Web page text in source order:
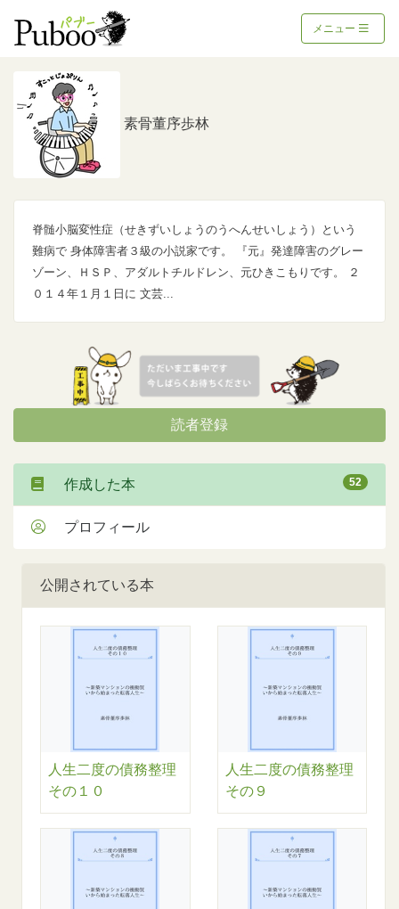
メニュー
公開されている本
人生二度の債務整理
その１０
人生二度の債務整理
その９
素骨董序歩林
脊髄小脳変性症（せきずいしょうのうへんせいしょう）という
難病で 身体障害者３級の小説家です。 『元』発達障害のグレー
ゾーン、ＨＳＰ、アダルトチルドレン、元ひきこもりです。 ２
０１４年１月１日に 文芸...
読者登録
作成した本 52
プロフィール